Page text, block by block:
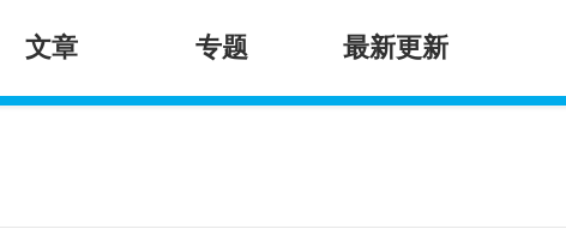
文章 专题 最新更新